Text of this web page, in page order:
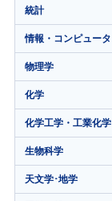
統計
情報・コンピュータ
物理学
化学
化学工学・工業化学
生物科学
天文学･地学